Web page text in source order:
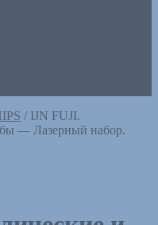
/ IJN FUJI.
— Лазерный набор.